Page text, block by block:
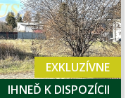
EXKLUZÍVNE
IHNEĎ K DISPOZÍCII